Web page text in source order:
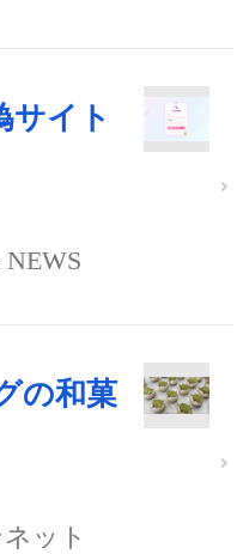
サイト
NEWS
の和菓
ット